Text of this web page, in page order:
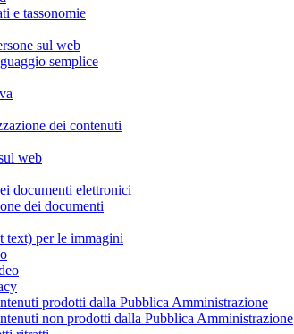
e tassonomie
sul web
semplice
dei contenuti
web
documenti elettronici
dei documenti
text) per le immagini
prodotti dalla Pubblica Amministrazione
non prodotti dalla Pubblica Amministrazione